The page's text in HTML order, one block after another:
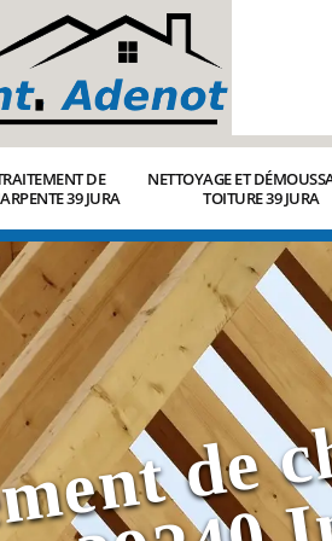
DE
39 JURA
NETTOYAGE ET
TOITURE 39 JURA